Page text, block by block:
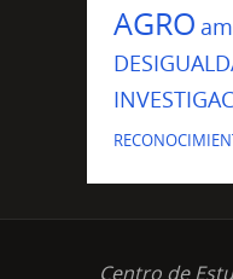
AGRO
Centro de